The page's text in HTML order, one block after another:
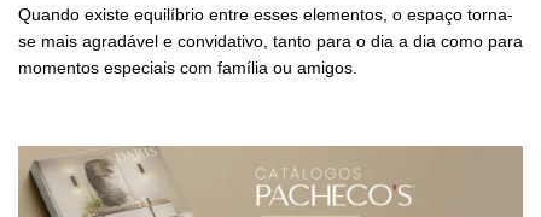
Quando existe equilíbrio entre esses elementos, o espaço torna-
se mais agradável e convidativo, tanto para o dia a dia como para
momentos especiais com família ou amigos.